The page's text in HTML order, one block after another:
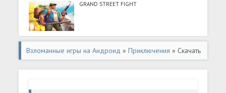
GRAND STREET FIGHT
Взломанные игры на Андроид »Приключения » Скачать
Нарисуй Свою Игру (Много денег) на Андроид